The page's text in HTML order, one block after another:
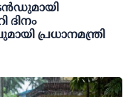
ദിനം
പ്രധാനമന്ത്രി